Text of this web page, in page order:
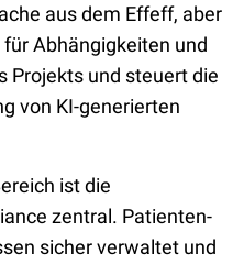
aus dem Effeff, aber
Abhängigkeiten und
Projekts und steuert die
von KI-generierten
ist die
zentral. Patienten-
sicher verwaltet und